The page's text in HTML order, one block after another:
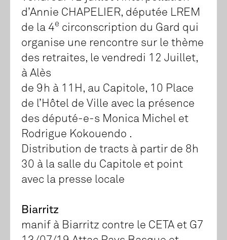
d’Annie CHAPELIER, députée LREM
de la 4e circonscription du Gard qui
organise une rencontre sur le thème
des retraites, le vendredi 12 Juillet,
à Alès
de 9h à 11H, au Capitole, 10 Place
de l’Hôtel de Ville avec la présence
des député-e-s Monica Michel et
Rodrigue Kokouendo .
Distribution de tracts à partir de 8h
30 à la salle du Capitole et point
avec la presse locale
Biarritz
manif à Biarritz contre le CETA et G7